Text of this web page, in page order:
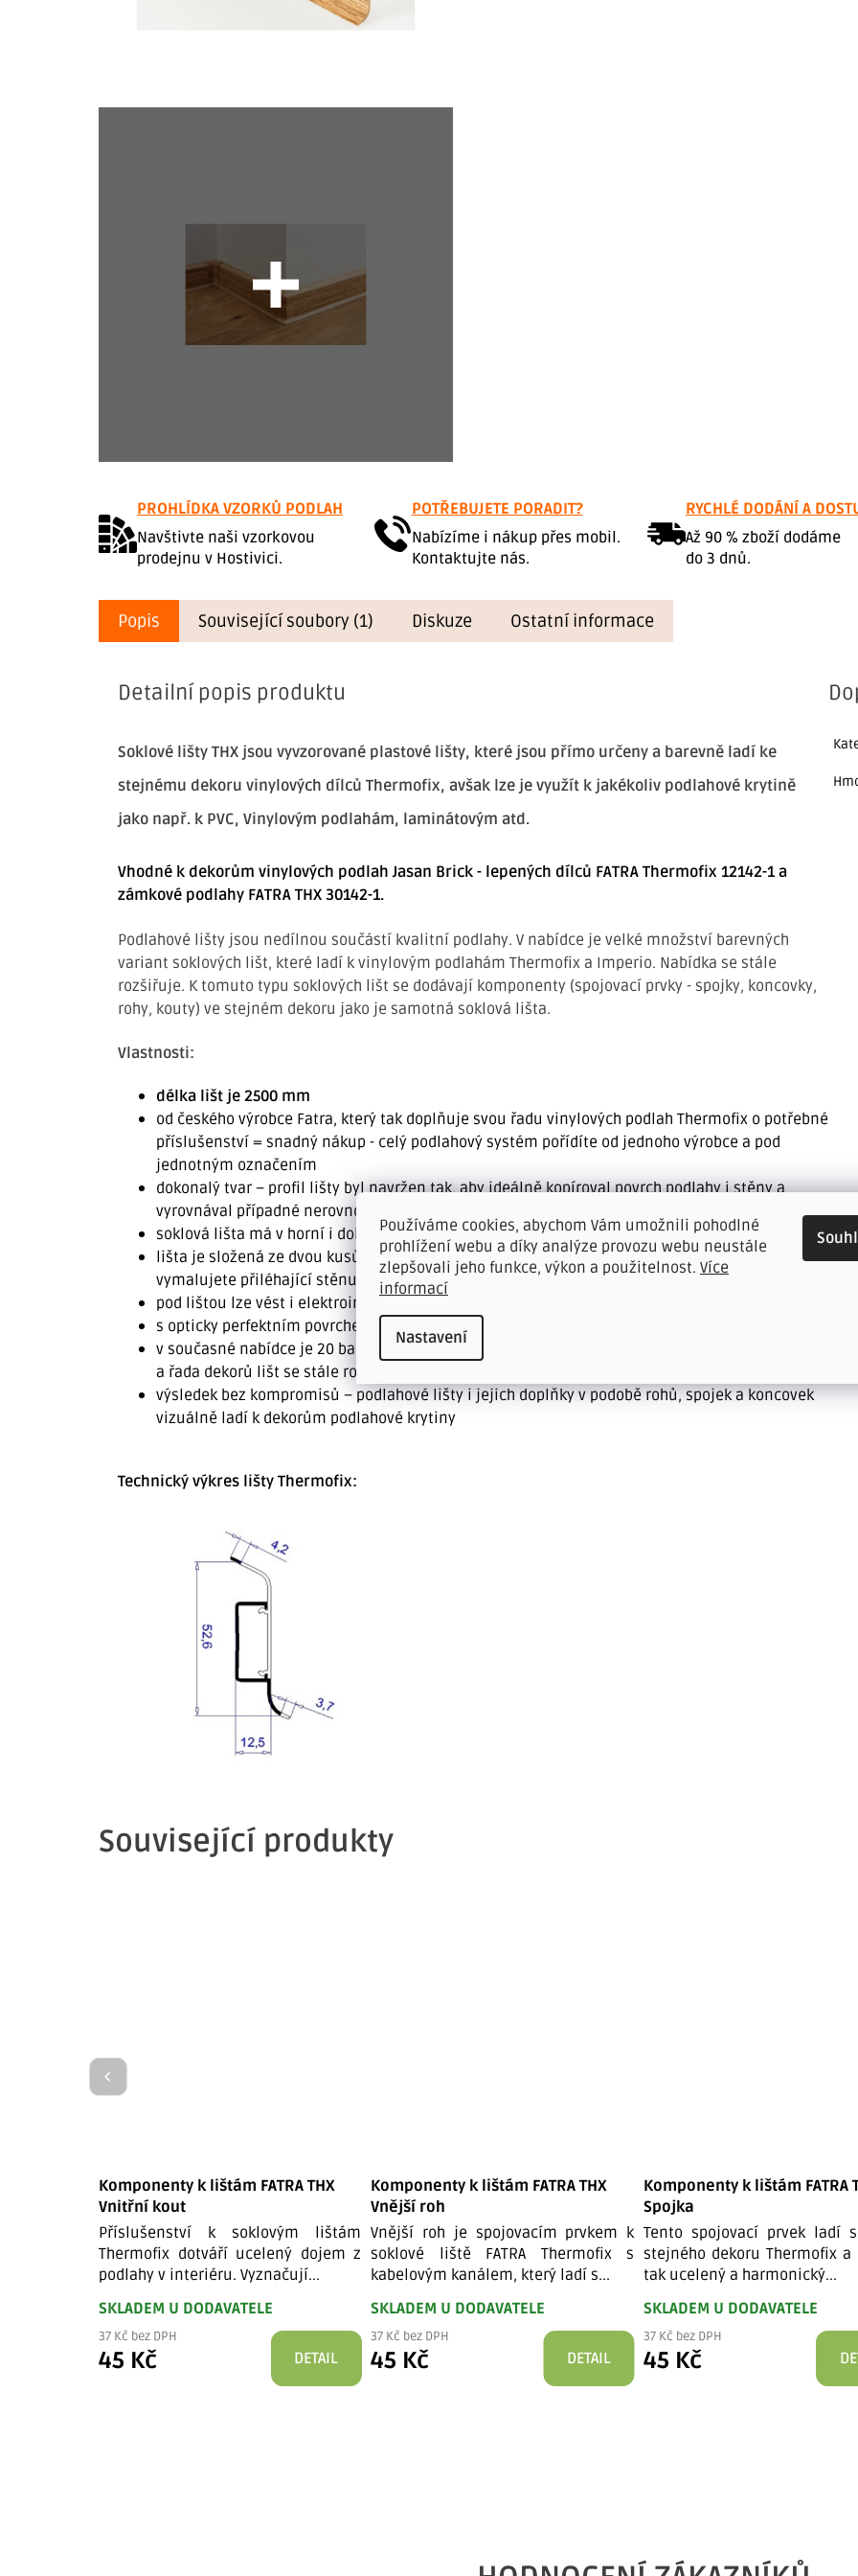
Používáme cookies, abychom Vám umožnili pohodlné
prohlížení webu a díky analýze provozu webu neustále
zlepšovali jeho funkce, výkon a použitelnost. Více
informací
Nastavení
PROHLÍDKA VZORKŮ PODLAH
Navštivte naši vzorkovou
prodejnu v Hostivici.
POTŘEBUJETE PORADIT?
Nabízíme i nákup přes mobil.
Kontaktujte nás.
RYCHLÉ DODÁNÍ A
Až 90 % zboží dodáme
do 3 dnů.
Popis Související soubory (1) Diskuze Ostatní informace
Detailní popis produktu
Soklové lišty THX jsou vyvzorované plastové lišty, které jsou přímo určeny a barevně ladí ke
stejnému dekoru vinylových dílců Thermofix, avšak lze je využít k jakékoliv podlahové krytině
jako např. k PVC, Vinylovým podlahám, laminátovým atd.
Vhodné k dekorům vinylových podlah Jasan Brick - lepených dílců FATRA Thermofix 12142-1 a
zámkové podlahy FATRA THX 30142-1.
Podlahové lišty jsou nedílnou součástí kvalitní podlahy. V nabídce je velké množství barevných
variant soklových lišt, které ladí k vinylovým podlahám Thermofix a Imperio. Nabídka se stále
rozšiřuje. K tomuto typu soklových lišt se dodávají komponenty (spojovací prvky - spojky, koncovky,
rohy, kouty) ve stejném dekoru jako je samotná soklová lišta.
Vlastnosti:
délka lišt je 2500 mm
od českého výrobce Fatra, který tak doplňuje svou řadu vinylových podlah Thermofix o potřebné
příslušenství = snadný nákup - celý podlahový systém pořídíte od jednoho výrobce a pod
jednotným označením
dokonalý tvar – profil lišty byl navržen tak, aby ideálně kopíroval povrch podlahy i stěny a
vyrovnával případné nerovnosti
soklová lišta má v horní i dolní části měkký "zobáček", který částečně vyrovnává nerovnosti zdi
lišta je složená ze dvou kusů, což je výhodné při malování, kdy horní část obklopíte,
vymalujete přiléhající stěnu až pod lištu a odpadá tak zdlouhavé čistění lišty
pod lištou lze vést i elektroinstalaci
s opticky perfektním povrchem - barevně ladí s dekorem vinylové podlahy Thermofix
v současné nabídce je 20 barevných vzorů, které ladí k 25 typům vinylových podlah Thermofix
a řada dekorů lišt se stále rozšiřuje
výsledek bez kompromisů – podlahové lišty i jejich doplňky v podobě rohů, spojek a koncovek
vizuálně ladí k dekorům podlahové krytiny
Technický výkres lišty Thermofix:
Související produkty
Komponenty k lištám FATRA THX
Vnitřní kout
Příslušenství k soklovým lištám
Thermofix dotváří ucelený dojem z
podlahy v interiéru. Vyznačují...
SKLADEM U DODAVATELE
37 Kč bez DPH
45 Kč DETAIL
Komponenty k lištám FATRA THX
Vnější roh
Vnější roh je spojovacím prvkem k
soklové liště FATRA Thermofix s
kabelovým kanálem, který ladí s...
SKLADEM U DODAVATELE
37 Kč bez DPH
45 Kč DETAIL
Komponenty k lištám FATRA
Spojka
Tento spojovací prvek ladí
stejného dekoru Thermofix a
tak ucelený a harmonický...
SKLADEM U DODAVATELE
37 Kč bez DPH
45 Kč